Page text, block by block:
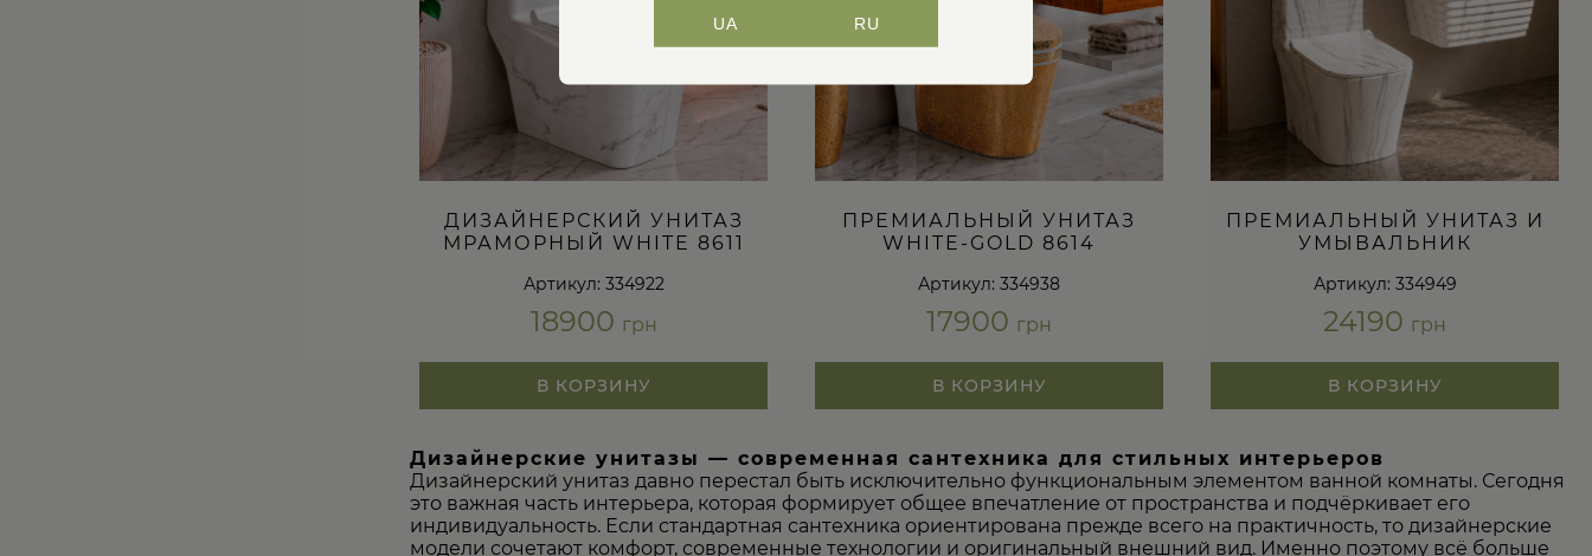
ДИЗАЙНЕРСКИЙ УНИТАЗ
МРАМОРНЫЙ WHITE 8611
Артикул: 334922
18900 грн
В КОРЗИНУ
ПРЕМИАЛЬНЫЙ УНИТАЗ
WHITE-GOLD 8614
Артикул: 334938
17900 грн
В КОРЗИНУ
ПРЕМИАЛЬНЫЙ УНИТАЗ И
УМЫВАЛЬНИК
Артикул: 334949
24190 грн
В КОРЗИНУ
Дизайнерские унитазы — современная сантехника для стильных интерьеров
Дизайнерский унитаз давно перестал быть исключительно функциональным элементом ванной комнаты. Сегодня
это важная часть интерьера, которая формирует общее впечатление от пространства и подчёркивает его
индивидуальность. Если стандартная сантехника ориентирована прежде всего на практичность, то дизайнерские
модели сочетают комфорт, современные технологии и оригинальный внешний вид. Именно поэтому всё больше
UA RU